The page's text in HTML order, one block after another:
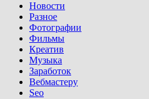
Новости
Разное
Фотографии
Фильмы
Креатив
Музыка
Заработок
Вебмастеру
Seo